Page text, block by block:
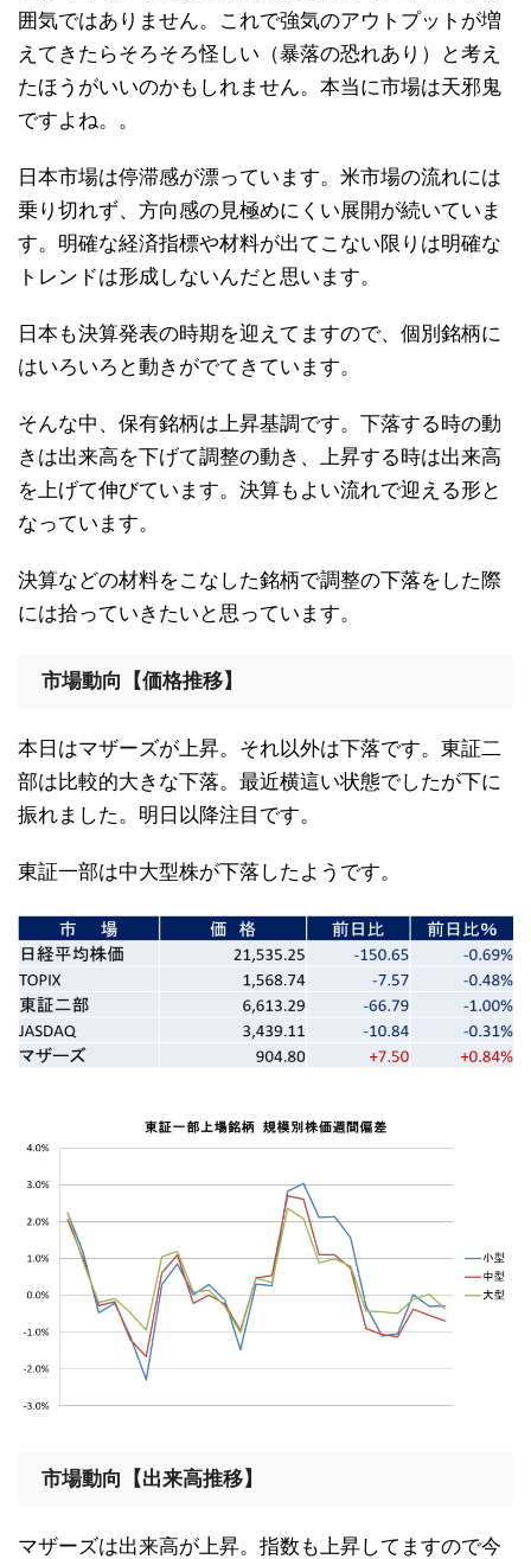
囲気ではありません。これで強気のアウトプットが増
えてきたらそろそろ怪しい（暴落の恐れあり）と考え
たほうがいいのかもしれません。本当に市場は天邪鬼
ですよね。。
日本市場は停滞感が漂っています。米市場の流れには
乗り切れず、方向感の見極めにくい展開が続いていま
す。明確な経済指標や材料が出てこない限りは明確な
トレンドは形成しないんだと思います。
日本も決算発表の時期を迎えてますので、個別銘柄に
はいろいろと動きがでてきています。
そんな中、保有銘柄は上昇基調です。下落する時の動
きは出来高を下げて調整の動き、上昇する時は出来高
を上げて伸びています。決算もよい流れで迎える形と
なっています。
決算などの材料をこなした銘柄で調整の下落をした際
には拾っていきたいと思っています。
市場動向【価格推移】
本日はマザーズが上昇。それ以外は下落です。東証二
部は比較的大きな下落。最近横這い状態でしたが下に
振れました。明日以降注目です。
東証一部は中大型株が下落したようです。
市場動向【出来高推移】
マザーズは出来高が上昇。指数も上昇してますので今